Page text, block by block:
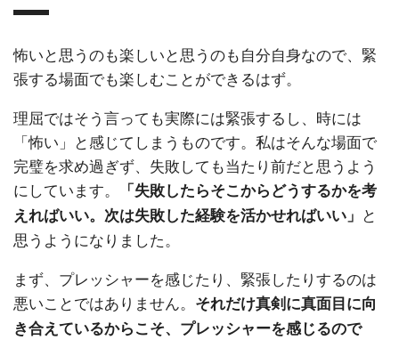
怖いと思うのも楽しいと思うのも自分自身なので、緊
張する場面でも楽しむことができるはず。
理屈ではそう言っても実際には緊張するし、時には
「怖い」と感じてしまうものです。私はそんな場面で
完璧を求め過ぎず、失敗しても当たり前だと思うよう
にしています。
「失敗したらそこからどうするかを考
えればいい。次は失敗した経験を活かせればいい」 と
思うようになりました。
まず、プレッシャーを感じたり、緊張したりするのは
悪いことではありません。 それだけ真剣に真面目に向
き合えているからこそ、プレッシャーを感じるので